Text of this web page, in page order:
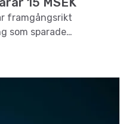
framgångsrikt
som sparade